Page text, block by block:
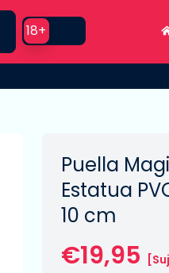
Use setting
18+
Puella
Estatua
10 cm
€19,95